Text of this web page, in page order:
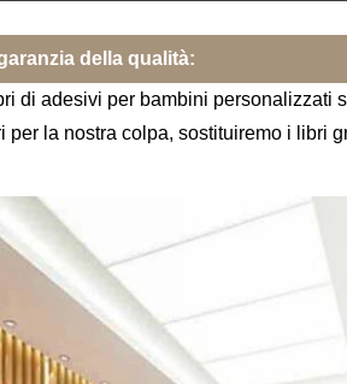
della qualità:
di adesivi per bambini
per la nostra colpa, sostituiremo i libri